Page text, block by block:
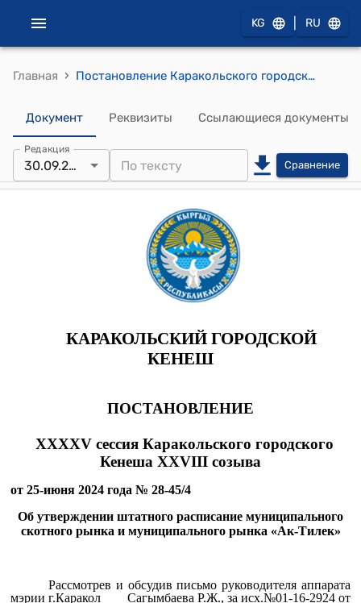
KG RU
Главная › Постановление Каракольского городского кенеша от 25 июня 2024 года № 28-45/4 "Об утверждении штатного расписание муниципального скотного рынка и муниципального рынка «Ак-Тилек» "
Документ Реквизиты Ссылающиеся документы
Редакция
30.09.2024 Сравнение